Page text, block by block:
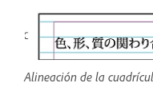
Alineación de la